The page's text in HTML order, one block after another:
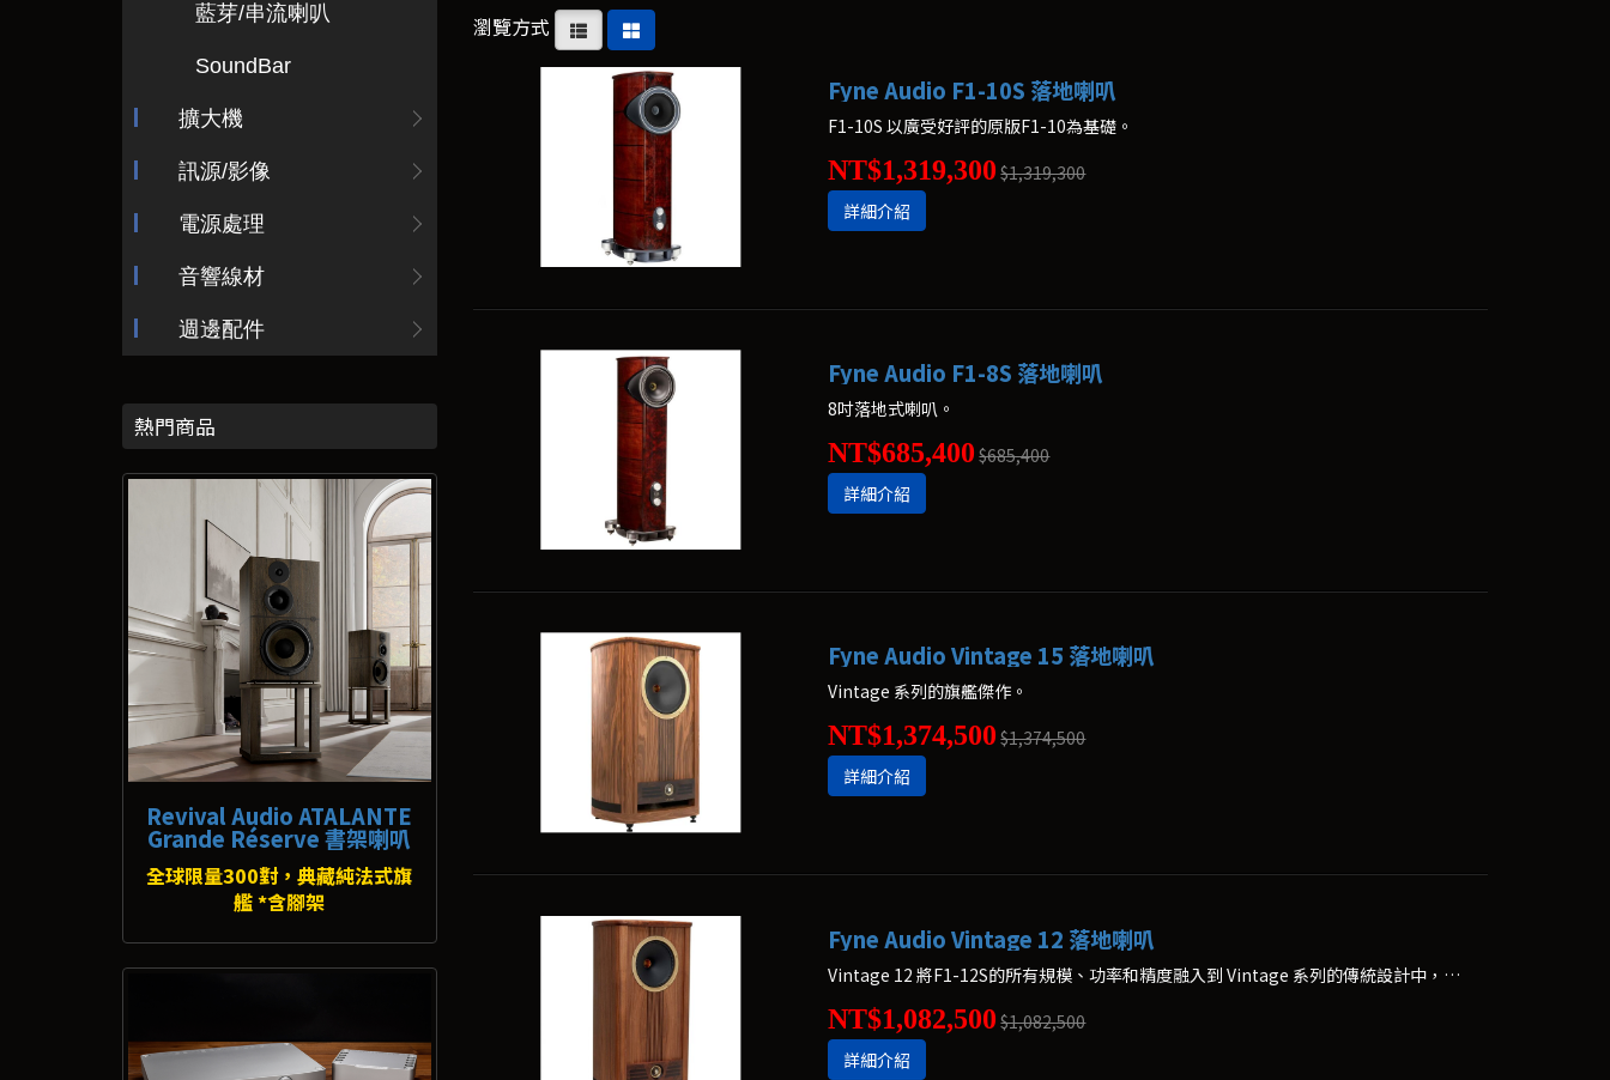
藍芽/串流喇叭
SoundBar
擴大機
訊源/影像
電源處理
音響線材
週邊配件
熱門商品
Revival Audio ATALANTE
Grande Réserve 書架喇叭
全球限量300對，典藏純法式旗
艦 *含腳架
瀏覽方式
Fyne Audio F1-10S 落地喇叭
F1-10S 以廣受好評的原版F1-10為基礎。
NT$1,319,300 $1,319,300
詳細介紹
Fyne Audio F1-8S 落地喇叭
8吋落地式喇叭。
NT$685,400 $685,400
詳細介紹
Fyne Audio Vintage 15 落地喇叭
Vintage 系列的旗艦傑作。
NT$1,374,500 $1,374,500
詳細介紹
Fyne Audio Vintage 12 落地喇叭
Vintage 12 將F1-12S的所有規模、功率和精度融入到 Vintage 系列的傳統設計中，無論是觀看還是聆聽都令人驚嘆。
NT$1,082,500 $1,082,500
詳細介紹